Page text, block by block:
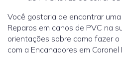
Você gostaria de encontrar
Reparos em canos de PVC na
orientações sobre como fazer o
com a Encanadores em Coronel